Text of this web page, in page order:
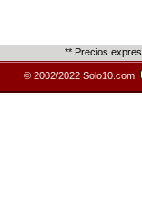
** Precios
© 2002/2022 Solo10.com